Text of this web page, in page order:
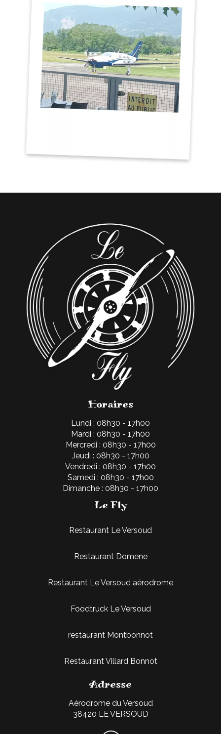
Horaires
Lundi : 08h30 - 17h00
Mardi : 08h30 - 17h00
Mercredi : 08h30 - 17h00
Jeudi : 08h30 - 17h00
Vendredi : 08h30 - 17h00
Samedi : 08h30 - 17h00
Dimanche : 08h30 - 17h00
Le Fly
Restaurant Le Versoud
Restaurant Domene
Restaurant Le Versoud aérodrome
Foodtruck Le Versoud
restaurant Montbonnot
Restaurant Villard Bonnot
Adresse
Aérodrome du Versoud
38420 LE VERSOUD